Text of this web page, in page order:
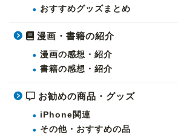
おすすめグッズまとめ
漫画・書籍の紹介
漫画の感想・紹介
書籍の感想・紹介
お勧めの商品・グッズ
iPhone関連
その他・おすすめの品